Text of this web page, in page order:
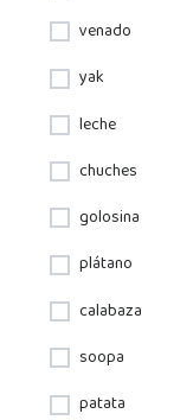
venado
yak
leche
chuches
golosina
plátano
calabaza
soopa
patata